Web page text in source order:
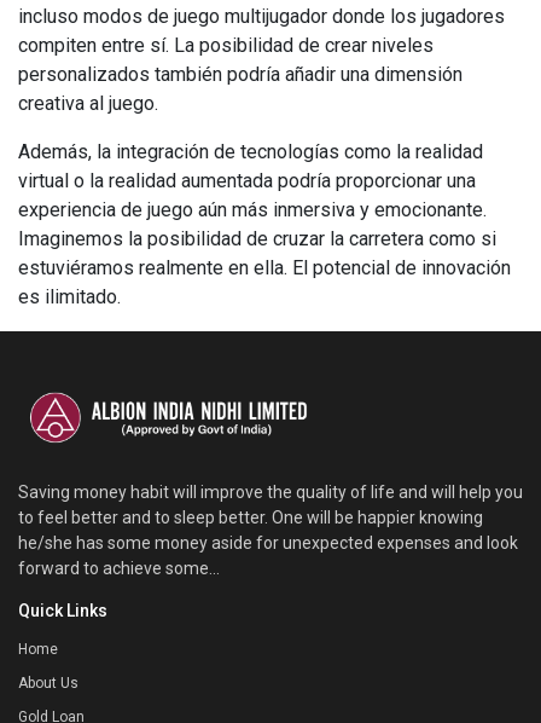
incluso modos de juego multijugador donde los jugadores
compiten entre sí. La posibilidad de crear niveles
personalizados también podría añadir una dimensión
creativa al juego.
Además, la integración de tecnologías como la realidad
virtual o la realidad aumentada podría proporcionar una
experiencia de juego aún más inmersiva y emocionante.
Imaginemos la posibilidad de cruzar la carretera como si
estuviéramos realmente en ella. El potencial de innovación
es ilimitado.
Saving money habit will improve the quality of life and will help you
to feel better and to sleep better. One will be happier knowing
he/she has some money aside for unexpected expenses and look
forward to achieve some...
Quick Links
Home
About Us
Gold Loan